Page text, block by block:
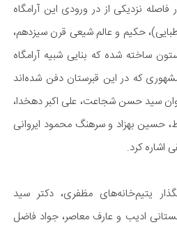
نزدیکی از در ورودی این آرامگاه
حکیم و عالم شیعی قرن سیزدهم،
ساخته شده که بنایی شبیه آرامگاه
که در این قبرستان دفن شده‌اند
سید حسن شجاعت، علی اکبر دهخدا،
حسین بهزاد و سرهنگ محمود ایروانی
اشاره کرد.
یتیم‌خانه‌های مظفری، دکتر سید
ادیب و عارف معاصر، جواد فاضل